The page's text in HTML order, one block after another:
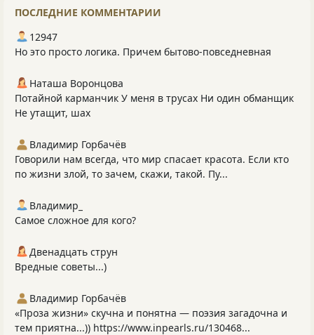
ПОСЛЕДНИЕ КОММЕНТАРИИ
12947
Но это просто логика. Причем бытово-повседневная
Наташа Воронцова
Потайной карманчик У меня в трусах Ни один обманщик
Не утащит, шах
Владимир Горбачёв
Говорили нам всегда, что мир спасает красота. Если кто
по жизни злой, то зачем, скажи, такой. Пу...
Владимир_
Самое сложное для кого?
Двенадцать струн
Вредные советы...)
Владимир Горбачёв
«Проза жизни» скучна и понятна — поэзия загадочна и
тем приятна...)) https://www.inpearls.ru/130468...